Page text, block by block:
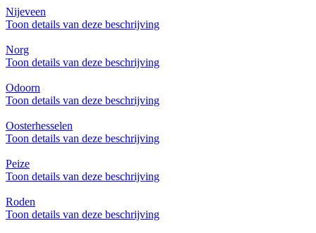
Nijeveen
Toon details van deze beschrijving
Norg
Toon details van deze beschrijving
Odoorn
Toon details van deze beschrijving
Oosterhesselen
Toon details van deze beschrijving
Peize
Toon details van deze beschrijving
Roden
Toon details van deze beschrijving